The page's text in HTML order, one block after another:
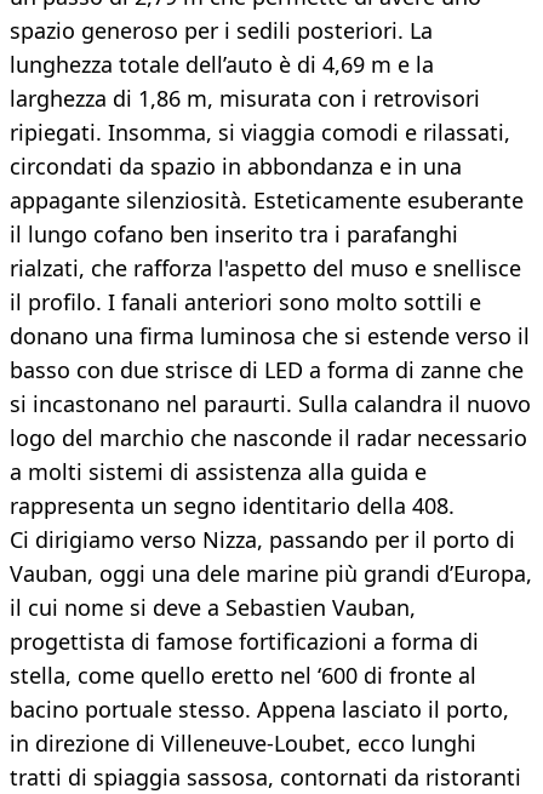
spazio generoso per i sedili posteriori. La
lunghezza totale dell’auto è di 4,69 m e la
larghezza di 1,86 m, misurata con i retrovisori
ripiegati. Insomma, si viaggia comodi e rilassati,
circondati da spazio in abbondanza e in una
appagante silenziosità. Esteticamente esuberante
il lungo cofano ben inserito tra i parafanghi
rialzati, che rafforza l'aspetto del muso e snellisce
il profilo. I fanali anteriori sono molto sottili e
donano una firma luminosa che si estende verso il
basso con due strisce di LED a forma di zanne che
si incastonano nel paraurti. Sulla calandra il nuovo
logo del marchio che nasconde il radar necessario
a molti sistemi di assistenza alla guida e
rappresenta un segno identitario della 408.
Ci dirigiamo verso Nizza, passando per il porto di
Vauban, oggi una dele marine più grandi d’Europa,
il cui nome si deve a Sebastien Vauban,
progettista di famose fortificazioni a forma di
stella, come quello eretto nel ‘600 di fronte al
bacino portuale stesso. Appena lasciato il porto,
in direzione di Villeneuve-Loubet, ecco lunghi
tratti di spiaggia sassosa, contornati da ristoranti